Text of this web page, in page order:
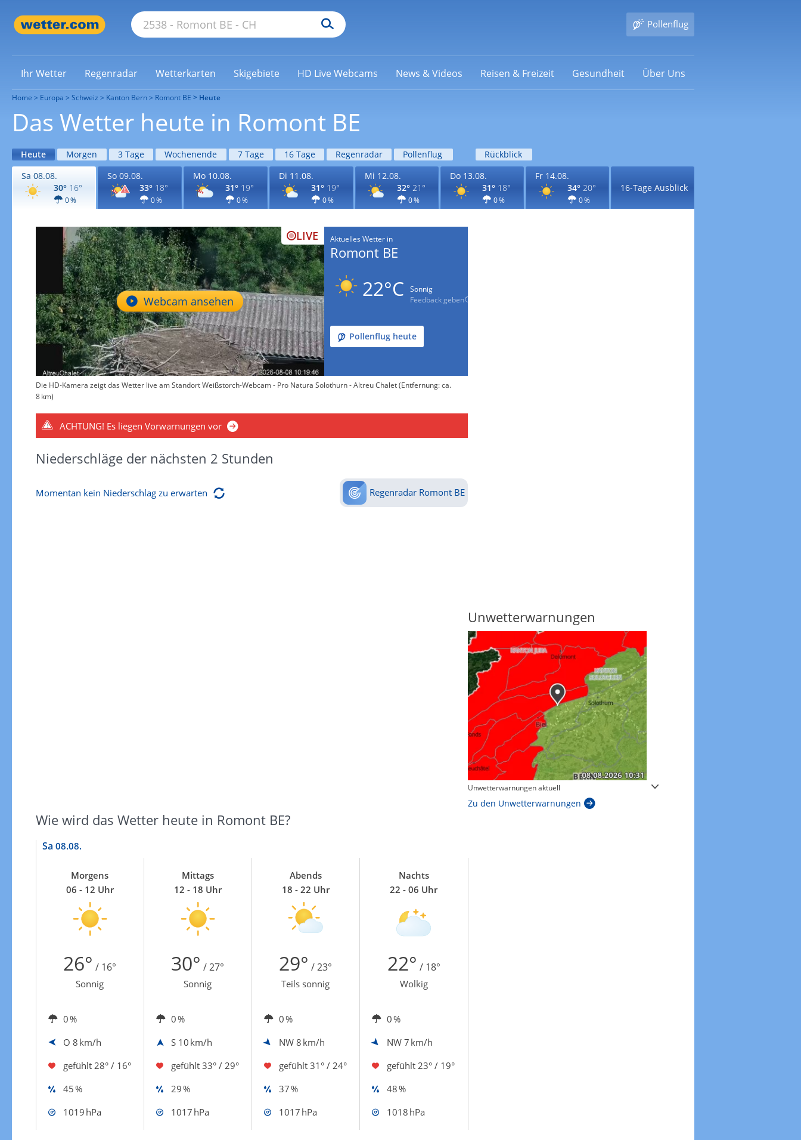
Pollenflug
Ihr Wetter Regenradar Wetterkarten Skigebiete HD Live Webcams News & Videos Reisen & Freizeit Gesundheit Über Uns
Home Europa Schweiz Kanton Bern Romont BE Heute
Das Wetter heute in Romont BE
Heute Morgen 3 Tage Wochenende 7 Tage 16 Tage Regenradar Pollenflug
Rückblick
Sa 08.08.
30° 16°
0 %
So 09.08.
33° 18°
0 %
Mo 10.08.
31° 19°
0 %
Di 11.08.
31° 19°
0 %
Mi 12.08.
32° 21°
0 %
Do 13.08.
31° 18°
0 %
Fr 14.08.
34° 20°
0 %
16-Tage Ausblick
LIVE
Webcam ansehen
Aktuelles Wetter in
Romont BE
22°C
Sonnig
Feedback geben
Pollenflug heute
Die HD-Kamera zeigt das Wetter live am Standort Weißstorch-Webcam - Pro Natura Solothurn - Altreu Chalet (Entfernung: ca.
8 km)
ACHTUNG! Es liegen Vorwarnungen vor
Niederschläge der nächsten 2 Stunden
Momentan kein Niederschlag zu erwarten Regenradar Romont BE
Wie wird das Wetter heute in Romont BE?
Sa 08.08.
Morgens
06 - 12 Uhr
Mittags
12 - 18 Uhr
Abends
18 - 22 Uhr
Nachts
22 - 06 Uhr
26° / 16° 30° / 27° 29° / 23° 22° / 18°
Sonnig Sonnig Teils sonnig Wolkig
0 % 0 % 0 %
0 %
O 8 km/h S 10 km/h NW 8 km/h NW 7 km/h
gefühlt 28° / 16° gefühlt 33° / 29° gefühlt 31° / 24° gefühlt 23° / 19°
45 %
29 % 37 %
48 %
1019 hPa
1017 hPa 1017 hPa 1018 hPa
Unwetterwarnungen
Unwetterwarnungen aktuell
Zu den Unwetterwarnungen